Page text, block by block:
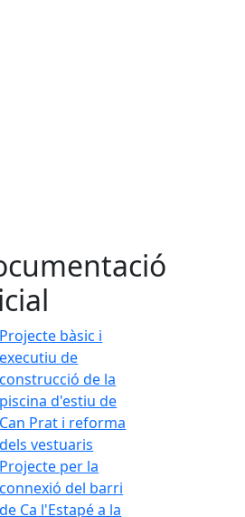
Projecte bàsic i
executiu de
construcció de la
piscina d'estiu de
Can Prat i reforma
dels vestuaris
Projecte per la
connexió del barri
de Ca l'Estapé a la